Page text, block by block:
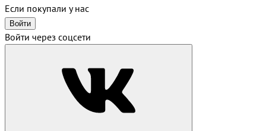
Если покупали у нас
Войти
Войти через соцсети